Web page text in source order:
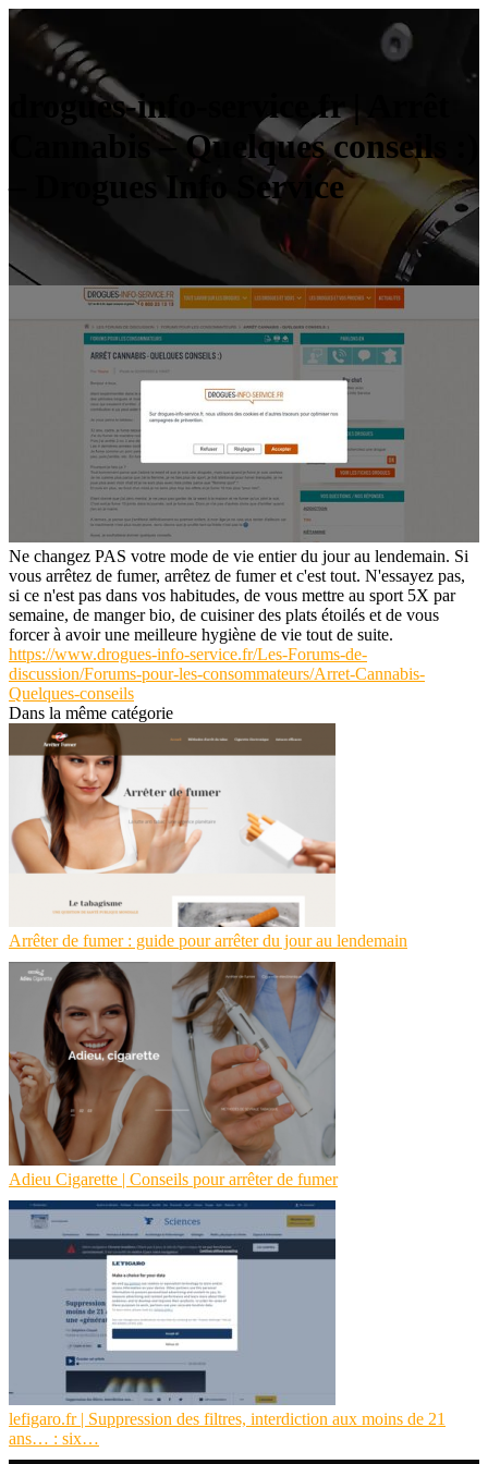
drogues-info-service.fr | Arrêt
Cannabis – Quelques conseils :)
– Drogues Info Service
Ne changez PAS votre mode de vie entier du jour au lendemain. Si
vous arrêtez de fumer, arrêtez de fumer et c'est tout. N'essayez pas,
si ce n'est pas dans vos habitudes, de vous mettre au sport 5X par
semaine, de manger bio, de cuisiner des plats étoilés et de vous
forcer à avoir une meilleure hygiène de vie tout de suite.
https://www.drogues-info-service.fr/Les-Forums-de-
discussion/Forums-pour-les-consommateurs/Arret-Cannabis-
Quelques-conseils
Dans la même catégorie
Arrêter de fumer : guide pour arrêter du jour au lendemain
Adieu Cigarette | Conseils pour arrêter de fumer
lefigaro.fr | Suppression des filtres, interdiction aux moins de 21
ans… : six…